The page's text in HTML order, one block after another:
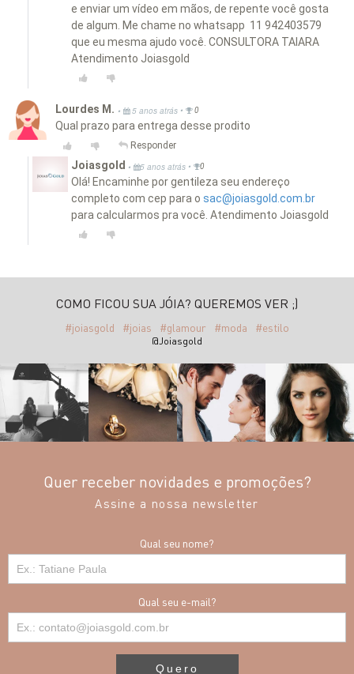
e enviar um vídeo em mãos, de repente você gosta
de algum. Me chame no whatsapp 11 942403579
que eu mesma ajudo você. CONSULTORA TAIARA
Atendimento Joiasgold
Lourdes M. • 5 anos atrás • 0
Qual prazo para entrega desse prodito
Responder
Joiasgold • 5 anos atrás • 0
Olá! Encaminhe por gentileza seu endereço
completo com cep para o sac@joiasgold.com.br
para calcularmos pra você. Atendimento Joiasgold
COMO FICOU SUA JÓIA? QUEREMOS VER ;)
#joiasgold #joias #glamour #moda #estilo
@Joiasgold
Quer receber novidades e promoções?
Assine a nossa newsletter
Qual seu nome?
Qual seu e-mail?
Quero